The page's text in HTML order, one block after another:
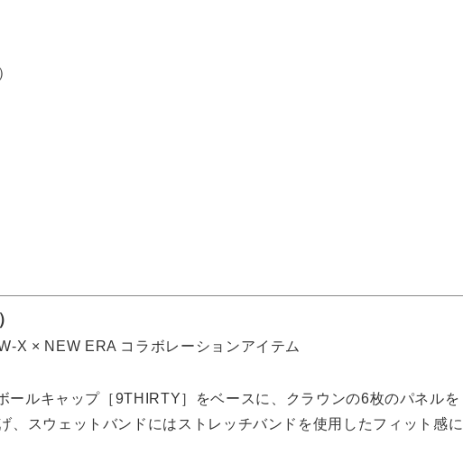
ールキャップ［9THIRTY］をベースに、クラウンの6枚のパネルを
、スウェットバンドにはストレッチバンドを使用したフィット感に